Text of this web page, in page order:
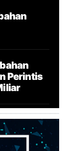
Perintis